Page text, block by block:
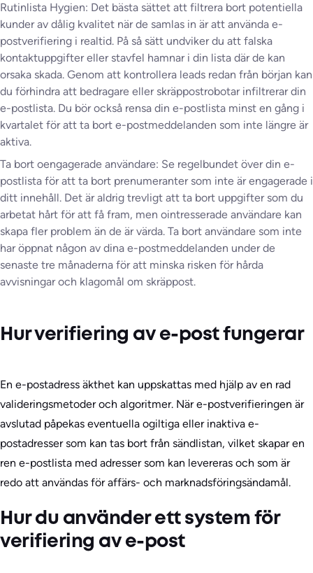
Rutinlista Hygien: Det bästa sättet att filtrera bort potentiella
kunder av dålig kvalitet när de samlas in är att använda e-
postverifiering i realtid. På så sätt undviker du att falska
kontaktuppgifter eller stavfel hamnar i din lista där de kan
orsaka skada. Genom att kontrollera leads redan från början kan
du förhindra att bedragare eller skräppostrobotar infiltrerar din
e-postlista. Du bör också rensa din e-postlista minst en gång i
kvartalet för att ta bort e-postmeddelanden som inte längre är
aktiva.
Ta bort oengagerade användare: Se regelbundet över din e-
postlista för att ta bort prenumeranter som inte är engagerade i
ditt innehåll. Det är aldrig trevligt att ta bort uppgifter som du
arbetat hårt för att få fram, men ointresserade användare kan
skapa fler problem än de är värda. Ta bort användare som inte
har öppnat någon av dina e-postmeddelanden under de
senaste tre månaderna för att minska risken för hårda
avvisningar och klagomål om skräppost.
Hur verifiering av e-post fungerar
En e-postadress äkthet kan uppskattas med hjälp av en rad
valideringsmetoder och algoritmer. När e-postverifieringen är
avslutad påpekas eventuella ogiltiga eller inaktiva e-
postadresser som kan tas bort från sändlistan, vilket skapar en
ren e-postlista med adresser som kan levereras och som är
redo att användas för affärs- och marknadsföringsändamål.
Hur du använder ett system för
verifiering av e-post